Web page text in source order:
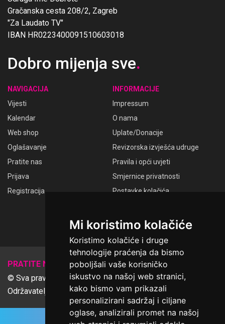
Mi koristimo kolačiće
Koristimo kolačiće i druge
tehnologije praćenja da bismo
poboljšali vaše korisničko
iskustvo na našoj web stranici,
kako bismo vam prikazali
personalizirani sadržaj i ciljane
oglase, analizirali promet na našoj
Gračanska cesta 208/2, Zagreb
"Za Laudato TV"
IBAN HR0223400091510603018
Dobro mijenja sve.
NAVIGACIJA
Vijesti
Kalendar
Web shop
Oglašavanje
Pratite nas
Prijava
Registracija
INFORMACIJE
Impressum
O nama
Uplate/Donacije
Revizorska izvješća udruge
Pravila i opći uvjeti
Smjernice privatnosti
Postavke kolačića
Laudato Galerije
PRATITE NAS 𝕏
© Sva prava pridržana Udruga Ime dobrote
Održavatelj Netcom d.o.o., Riva 6, Rijeka